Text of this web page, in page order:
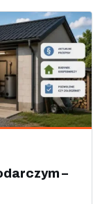
–